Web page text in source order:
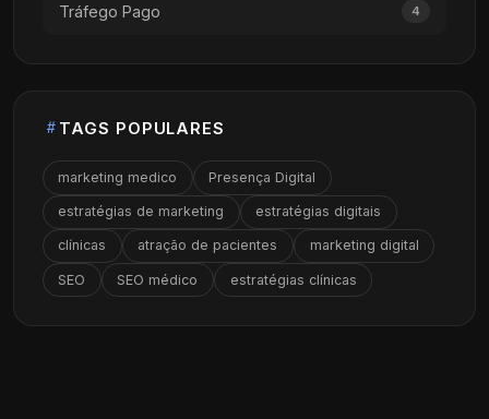
Tráfego Pago 4
TAGS POPULARES
marketing medico Presença Digital
estratégias de marketing estratégias digitais
clínicas atração de pacientes marketing digital
SEO SEO médico estratégias clínicas